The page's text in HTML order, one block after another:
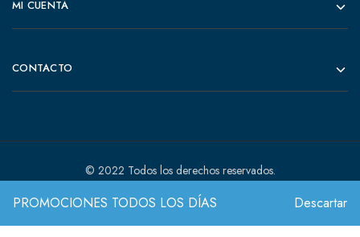
PROMOCIONES TODOS LOS DÍAS Descartar
MI CUENTA
CONTACTO
© 2022 Todos los derechos reservados.